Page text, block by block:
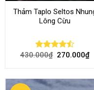
Thảm Taplo Seltos
Lông Cừu
Rated
430.000₫ 270.000₫